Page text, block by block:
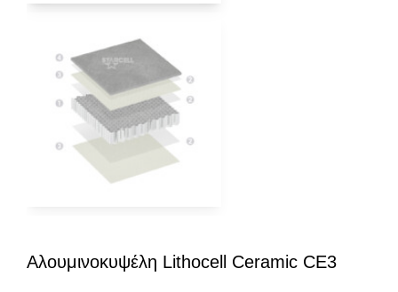
Αλουμινοκυψέλη Lithocell Ceramic CE3